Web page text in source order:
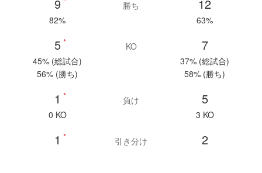
9
82%
勝ち 12
63%
5 *
45% (総試合)
56% (勝ち)
KO 7
37% (総試合)
58% (勝ち)
1 *
0 KO
負け 5
3 KO
1 * 引き分け 2